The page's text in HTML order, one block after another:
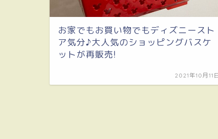
お家でもお買い物でもディズニースト
ア気分♪大人気のショッピングバスケ
ットが再販売!
2021年10月11